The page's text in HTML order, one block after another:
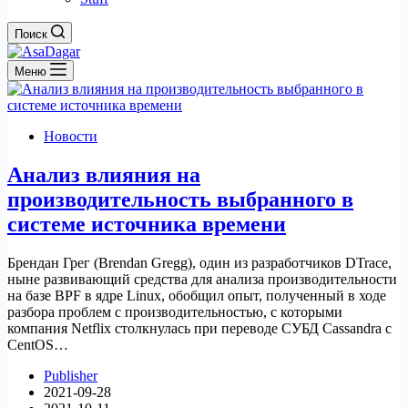
Поиск
Меню
Новости
Анализ влияния на
производительность выбранного в
системе источника времени
Брендан Грег (Brendan Gregg), один из разработчиков DTrace,
ныне развивающий средства для анализа производительности
на базе BPF в ядре Linux, обобщил опыт, полученный в ходе
разбора проблем с производительностью, с которыми
компания Netflix столкнулась при переводе СУБД Cassandra c
CentOS…
Publisher
2021-09-28